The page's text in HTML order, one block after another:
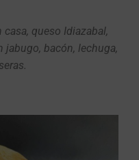
queso Idiazabal,
jabugo, bacón, lechuga,